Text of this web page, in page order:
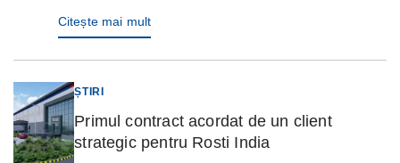
Citește mai mult
ȘTIRI
Primul contract acordat de un client
strategic pentru Rosti India